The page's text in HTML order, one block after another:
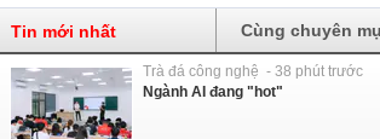
Tin mới nhất Cùng chuyên
Trà đá công nghệ - 38 phút trước
Ngành AI đang "hot"